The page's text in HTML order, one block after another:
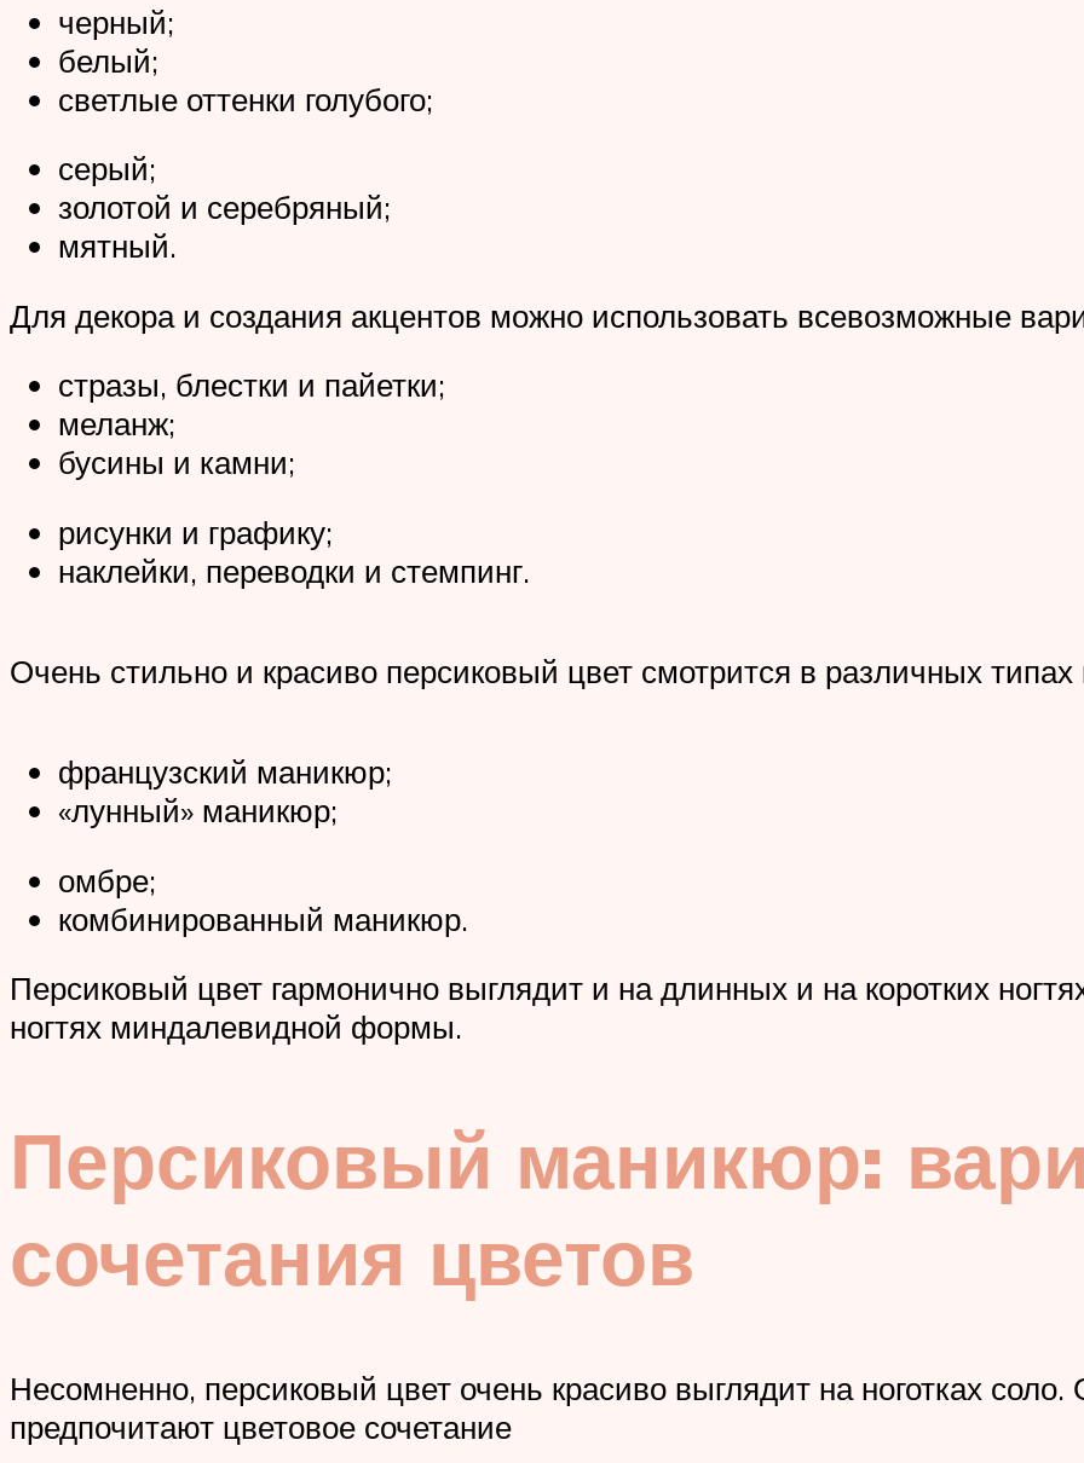
черный;
белый;
светлые оттенки голубого;
серый;
золотой и серебряный;
мятный.
Для декора и создания акцентов можно использовать всевозможные
стразы, блестки и пайетки;
меланж;
бусины и камни;
рисунки и графику;
наклейки, переводки и стемпинг.
Очень стильно и красиво персиковый цвет смотрится в различных
французский маникюр;
«лунный» маникюр;
омбре;
комбинированный маникюр.
Персиковый цвет гармонично выглядит и на длинных и на коротких
ногтях миндалевидной формы.
Персиковый маникюр:
сочетания цветов
Несомненно, персиковый цвет очень красиво выглядит на ноготках
предпочитают цветовое сочетание